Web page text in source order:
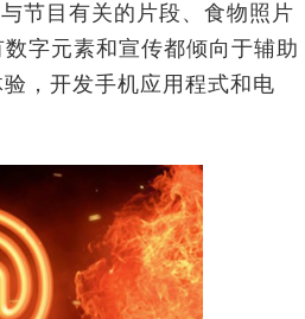
节目有关的片段、食物照片
字元素和宣传都倾向于辅助
，开发手机应用程式和电